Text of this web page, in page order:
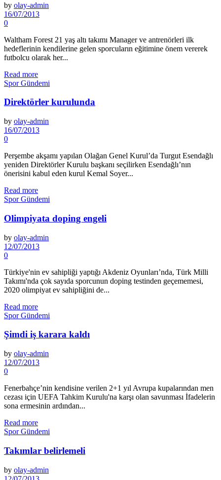
by olay-admin
16/07/2013
0
Waltham Forest 21 yaş altı takımı Manager ve antrenörleri ilk
hedeflerinin kendilerine gelen sporcuların eğitimine önem vererek
futbolcu olarak her...
Read more
Spor Gündemi
Direktörler kurulunda
by olay-admin
16/07/2013
0
Perşembe akşamı yapılan Ola­ğan Genel Kurul’da Turgut Esen­dağlı
yeniden Direktörler Kurulu başkanı seçilirken Esendağlı’nın
önerisini kabul eden kurul Kemal Soyer...
Read more
Spor Gündemi
Olimpiyata doping engeli
by olay-admin
12/07/2013
0
Türkiye'nin ev sahipliği yaptığı Akdeniz Oyunları’nda, Türk Milli
Takımı'nda çok sayıda sporcunun doping testinden geçememesi,
2020 olimpiyat ev sahipliğini de...
Read more
Spor Gündemi
Şimdi iş karara kaldı
by olay-admin
12/07/2013
0
Fenerbahçe’nin kendisine verilen 2+1 yıl Avrupa kupalarından men
cezası için UEFA Tahkim Kurulu'na karşı olan savunması İfadelerin
sona ermesinin ardından...
Read more
Spor Gündemi
Takımlar belirlemeli
by olay-admin